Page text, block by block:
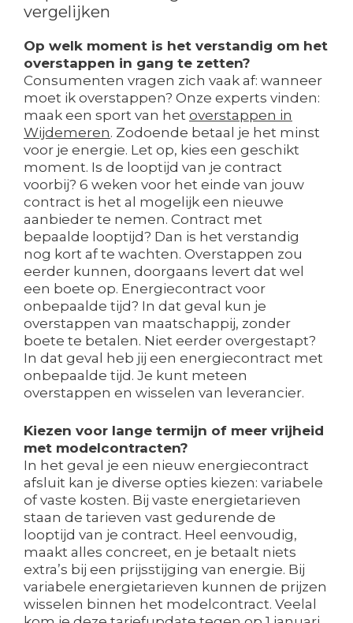
vergelijken
Op welk moment is het verstandig om het
overstappen in gang te zetten?
Consumenten vragen zich vaak af: wanneer
moet ik overstappen? Onze experts vinden:
maak een sport van het overstappen in
Wijdemeren. Zodoende betaal je het minst
voor je energie. Let op, kies een geschikt
moment. Is de looptijd van je contract
voorbij? 6 weken voor het einde van jouw
contract is het al mogelijk een nieuwe
aanbieder te nemen. Contract met
bepaalde looptijd? Dan is het verstandig
nog kort af te wachten. Overstappen zou
eerder kunnen, doorgaans levert dat wel
een boete op. Energiecontract voor
onbepaalde tijd? In dat geval kun je
overstappen van maatschappij, zonder
boete te betalen. Niet eerder overgestapt?
In dat geval heb jij een energiecontract met
onbepaalde tijd. Je kunt meteen
overstappen en wisselen van leverancier.
Kiezen voor lange termijn of meer vrijheid
met modelcontracten?
In het geval je een nieuw energiecontract
afsluit kan je diverse opties kiezen: variabele
of vaste kosten. Bij vaste energietarieven
staan de tarieven vast gedurende de
looptijd van je contract. Heel eenvoudig,
maakt alles concreet, en je betaalt niets
extra’s bij een prijsstijging van energie. Bij
variabele energietarieven kunnen de prijzen
wisselen binnen het modelcontract. Veelal